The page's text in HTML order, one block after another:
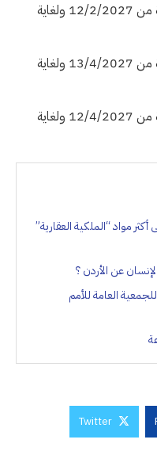
بطولة كأس الأردن تحت 17 خلال الفترة من 12/2/2027 ولغاية
بطولة كأس الأردن تحت 18 خلال الفترة من 13/4/2027 ولغاية
بطولة كأس الأردن تحت 20 خلال الفترة من 12/4/2027 ولغاية
مواد “الملكية العقارية”
عن الأردن ؟
العامة للأمم
Twitter